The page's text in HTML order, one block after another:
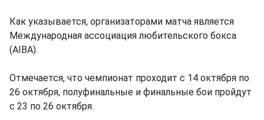
Как указывается, организаторами матча является
Международная ассоциация любительского бокса
(AIBA).
Отмечается, что чемпионат проходит с 14 октября по
26 октября, полуфинальные и финальные бои пройдут
с 23 по 26 октября.